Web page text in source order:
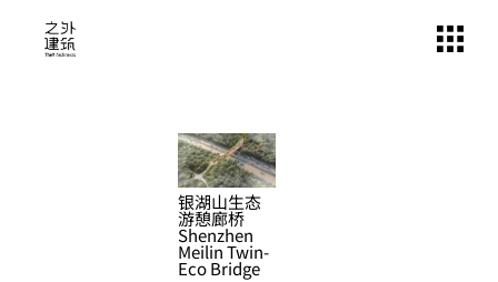
银湖山生态
游憩廊桥
Shenzhen
Meilin Twin-
Eco Bridge